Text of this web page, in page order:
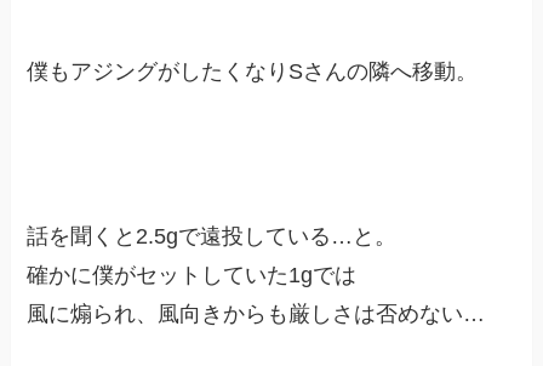
僕もアジングがしたくなりSさんの隣へ移動。
話を聞くと2.5gで遠投している…と。
確かに僕がセットしていた1gでは
風に煽られ、風向きからも厳しさは否めない…